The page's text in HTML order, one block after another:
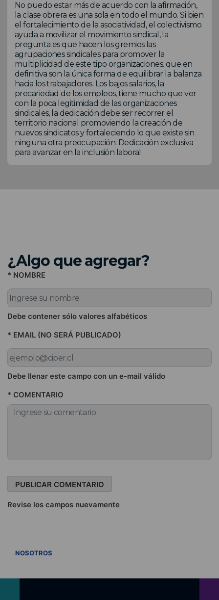
No puedo estar más de acuerdo con la afirmación,
la clase obrera es una sola en todo el mundo. Si bien
el fortalecimiento de la asociatividad, el colectivismo
ayuda a movilizar el movimiento sindical, la
pregunta es que hacen los gremios las
agrupaciones sindicales para promover la
multiplicidad de este tipo organizaciones. que en
definitiva son la única forma de equilibrar la balanza
hacia los trabajadores. Los bajos salarios, la
precariedad de los empleos, tiene mucho que ver
con la poca legitimidad de las organizaciones
sindicales, la dedicación debe ser recorrer el
territorio nacional promoviendo la creación de
nuevos sindicatos y fortaleciendo lo que existe sin
ninguna otra preocupación. Dedicación exclusiva
para avanzar en la inclusión laboral.
¿Algo que agregar?
* NOMBRE
Debe contener sólo valores alfabéticos
* EMAIL (NO SERÁ PUBLICADO)
Debe llenar este campo con un e-mail válido
* COMENTARIO
Revise los campos nuevamente
NOSOTROS